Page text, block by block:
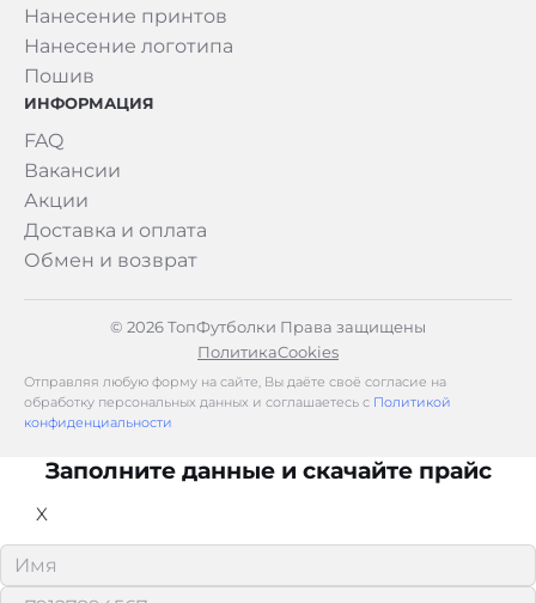
Нанесение принтов
Нанесение логотипа
Пошив
ИНФОРМАЦИЯ
FAQ
Вакансии
Акции
Доставка и оплата
Обмен и возврат
© 2026 ТопФутболки Права защищены
ПолитикаCookies
Отправляя любую форму на сайте, Вы даёте своё согласие на
обработку персональных данных и соглашаетесь с Политикой
конфиденциальности
Заполните данные и скачайте прайс
X